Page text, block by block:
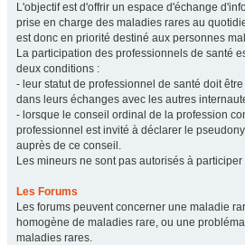
L'objectif est d'offrir un espace d'échange
prise en charge des maladies rares au
est donc en priorité destiné aux personnes
La participation des professionnels de santé
deux conditions :
- leur statut de professionnel de santé doit
dans leurs échanges avec les autres
- lorsque le conseil ordinal de la profession
professionnel est invité à déclarer le
auprès de ce conseil.
Les mineurs ne sont pas autorisés à participer
Les Forums
Les forums peuvent concerner une maladie
homogène de maladies rare, ou une
maladies rares.